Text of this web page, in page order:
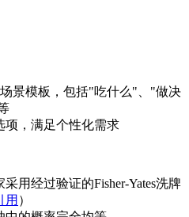
景模板，包括"吃什么"、"做决
项，满足个性化需求
用经过验证的Fisher-Yates洗牌
用 ）